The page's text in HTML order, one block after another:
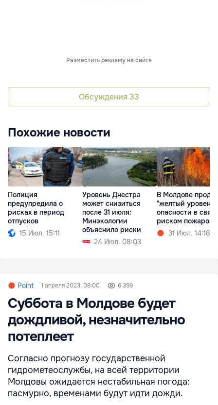
Разместить рекламу на сайте
Обсуждения 33
Похожие новости
Полиция
предупредила о
рисках в период
отпусков
15 Июл. 15:11
Уровень Днестра
может снизиться
после 31 июля:
Минэкологии
объяснило риски
24 Июл. 08:03
В Молдове
"желтый уровень"
опасности в
риском пожаров
31 Июл. 14:18
Point 1 апреля 2023, 08:00 6 399
Суббота в Молдове будет
дождливой, незначительно
потеплеет
Согласно прогнозу государственной
гидрометеослужбы, на всей территории
Молдовы ожидается нестабильная погода:
пасмурно, временами будут идти дожди.